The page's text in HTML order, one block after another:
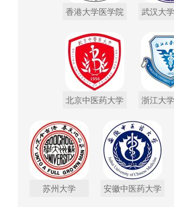
香港大学医学院 武汉大
北京中医药大学 浙江大
苏州大学 安徽中医药大学